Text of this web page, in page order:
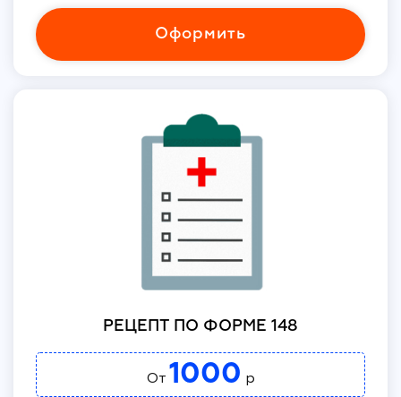
Оформить
РЕЦЕПТ ПО ФОРМЕ 148
От 1000 р